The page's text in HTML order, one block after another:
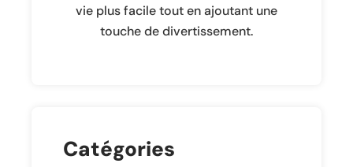
vie plus facile tout en ajoutant une
touche de divertissement.
Catégories